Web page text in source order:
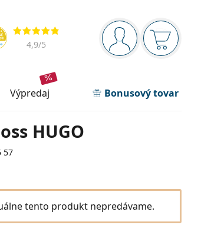
Navigačný panel
ste prihláseníNákupný
4,9/5
výpredaj Bonusový tovar
HUGO
57
tento produkt nepredávame.